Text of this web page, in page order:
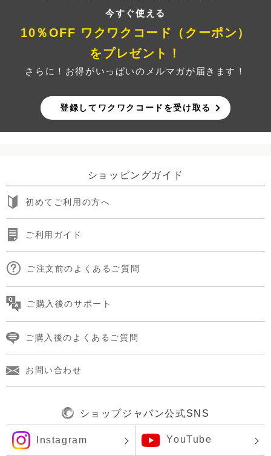
今すぐ使える
10％OFF ワクワクコード（クーポン）
をプレゼント！
さらに！お得がいっぱいのメルマガが届きます！
登録してワクワクコードを受け取る
ショッピングガイド
初めてご利用の方へ
ご利用ガイド
ご注文前のよくあるご質問
ご購入後のサポート
ご購入後のよくあるご質問
お問い合わせ
ショップジャパン公式SNS
Instagram YouTube